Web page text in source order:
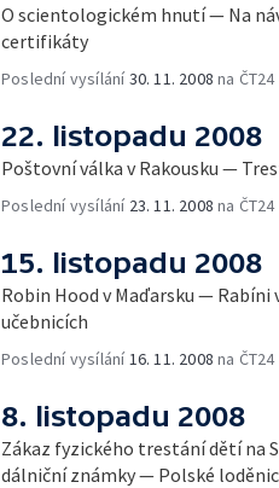
O scientologickém hnutí — Na
certifikáty
Poslední vysílání30. 11. 2008 na ČT24
22. listopadu 2008
Poštovní válka v Rakousku —
Poslední vysílání 23. 11. 2008 na ČT24
15. listopadu 2008
Robin Hood v Maďarsku —
učebnicích
Poslední vysílání 16. 11. 2008 na ČT24
8. listopadu 2008
Zákaz fyzického trestání dětí na
dálniční známky — Polské